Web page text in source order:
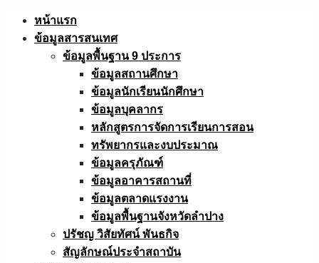
Skip
หน้าแรก
ข้อมูลสารสนเทศ
ข้อมูลพื้นฐาน 9 ประการ
ข้อมูลสถานศึกษา
ข้อมูลนักเรียนนักศึกษา
ข้อมูลบุคลากร
หลักสูตรการจัดการเรียนการสอน
ทรัพยากรและงบประมาณ
ข้อมูลครุภัณฑ์
ข้อมูลอาคารสถานที่
ข้อมูลตลาดแรงงาน
ข้อมูลพื้นฐานจังหวัดลำปาง
ปรัชญ วิสัยทัศน์ พันธกิจ
สัญลักษณ์ประจำสถาบัน